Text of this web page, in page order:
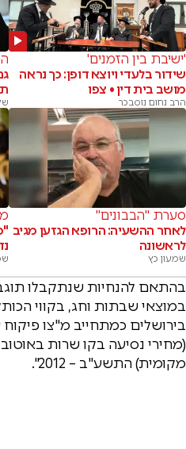
'ישיבת בין הזמנים'
שידור בלעדי ויוצא דופן: כך נראה
מושב בית דין • צפו
הרב נחום נוסבכר
סערת "הבבונים"
לאחר ההשעיה: הרופא הגזען מגיב
לראשונה
שמעון כץ
בהתאם להנחיות שנתקבלו
במוצאי שבתות וחג, בקווי
בירושלים כמתחייב מ"צו
(מחירי נסיעה בקו שרות
מקומית) התשע"ב – 2012".